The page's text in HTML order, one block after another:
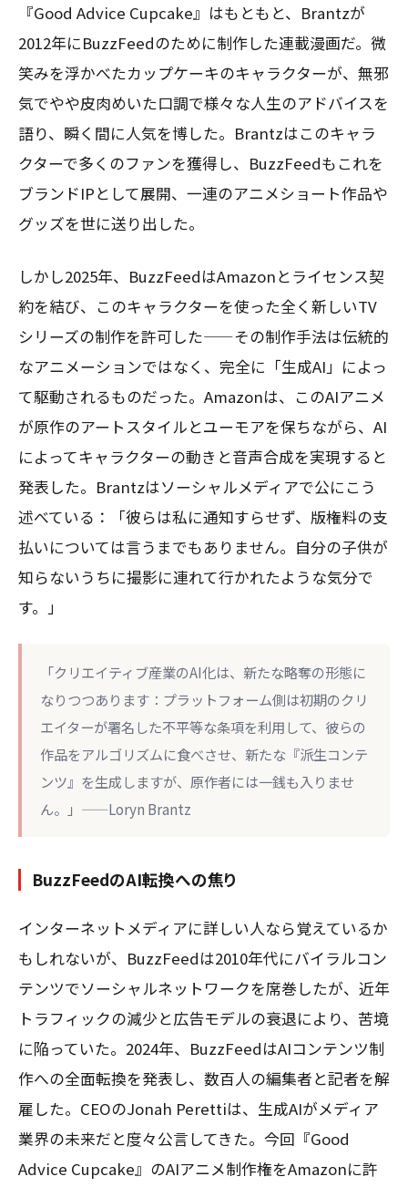
『Good Advice Cupcake』はもともと、Brantzが
2012年にBuzzFeedのために制作した連載漫画だ。微
笑みを浮かべたカップケーキのキャラクターが、無邪
気でやや皮肉めいた口調で様々な人生のアドバイスを
語り、瞬く間に人気を博した。Brantzはこのキャラ
クターで多くのファンを獲得し、BuzzFeedもこれを
ブランドIPとして展開、一連のアニメショート作品や
グッズを世に送り出した。
しかし2025年、BuzzFeedはAmazonとライセンス契
約を結び、このキャラクターを使った全く新しいTV
シリーズの制作を許可した——その制作手法は伝統的
なアニメーションではなく、完全に「生成AI」によっ
て駆動されるものだった。Amazonは、このAIアニメ
が原作のアートスタイルとユーモアを保ちながら、AI
によってキャラクターの動きと音声合成を実現すると
発表した。Brantzはソーシャルメディアで公にこう
述べている：「彼らは私に通知すらせず、版権料の支
払いについては言うまでもありません。自分の子供が
知らないうちに撮影に連れて行かれたような気分で
す。」
「クリエイティブ産業のAI化は、新たな略奪の形態に
なりつつあります：プラットフォーム側は初期のクリ
エイターが署名した不平等な条項を利用して、彼らの
作品をアルゴリズムに食べさせ、新たな『派生コンテ
ンツ』を生成しますが、原作者には一銭も入りませ
ん。」——Loryn Brantz
BuzzFeedのAI転換への焦り
インターネットメディアに詳しい人なら覚えているか
もしれないが、BuzzFeedは2010年代にバイラルコン
テンツでソーシャルネットワークを席巻したが、近年
トラフィックの減少と広告モデルの衰退により、苦境
に陥っていた。2024年、BuzzFeedはAIコンテンツ制
作への全面転換を発表し、数百人の編集者と記者を解
雇した。CEOのJonah Perettiは、生成AIがメディア
業界の未来だと度々公言してきた。今回『Good
Advice Cupcake』のAIアニメ制作権をAmazonに許